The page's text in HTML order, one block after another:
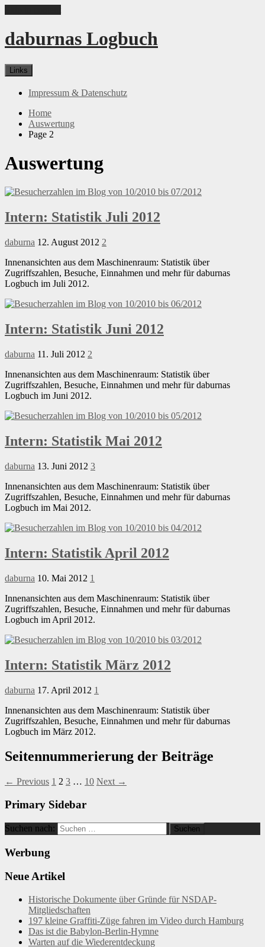
daburnas Logbuch
Links
Impressum & Datenschutz
Home
Auswertung
Page 2
Auswertung
Intern: Statistik Juli 2012
daburna 12. August 2012 2
Innenansichten aus dem Maschinenraum: Statistik über
Zugriffszahlen, Besuche, Einnahmen und mehr für daburnas
Logbuch im Juli 2012.
Intern: Statistik Juni 2012
daburna 11. Juli 2012 2
Innenansichten aus dem Maschinenraum: Statistik über
Zugriffszahlen, Besuche, Einnahmen und mehr für daburnas
Logbuch im Juni 2012.
Intern: Statistik Mai 2012
daburna 13. Juni 2012 3
Innenansichten aus dem Maschinenraum: Statistik über
Zugriffszahlen, Besuche, Einnahmen und mehr für daburnas
Logbuch im Mai 2012.
Intern: Statistik April 2012
daburna 10. Mai 2012 1
Innenansichten aus dem Maschinenraum: Statistik über
Zugriffszahlen, Besuche, Einnahmen und mehr für daburnas
Logbuch im April 2012.
Intern: Statistik März 2012
daburna 17. April 2012 1
Innenansichten aus dem Maschinenraum: Statistik über
Zugriffszahlen, Besuche, Einnahmen und mehr für daburnas
Logbuch im März 2012.
Seitennummerierung der Beiträge
← Previous 1 2 3 … 10 Next →
Primary Sidebar
Suchen nach:
Werbung
Neue Artikel
Historische Dokumente über Gründe für NSDAP-
Mitgliedschaften
197 kleine Graffiti-Züge fahren im Video durch Hamburg
Das ist die Babylon-Berlin-Hymne
Warten auf die Wiederentdeckung